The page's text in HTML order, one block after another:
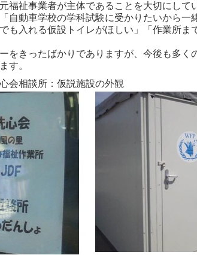
福祉事業者が主体であることを大切にして
自動車学校の学科試験に受かりたいから一
も入れる仮設トイレがほしい」「作業所
をきったばかりでありますが、今後も多
す。
会相談所：仮説施設の外観